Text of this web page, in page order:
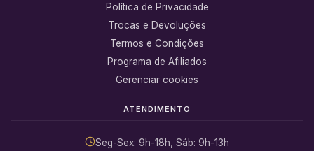
Política de Privacidade
Trocas e Devoluções
Termos e Condições
Programa de Afiliados
Gerenciar cookies
ATENDIMENTO
Seg-Sex: 9h-18h, Sáb: 9h-13h